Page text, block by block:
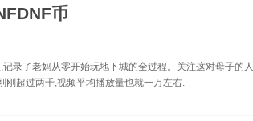
币
录了老妈从零开始玩地下城的全过程。关注这对母子的人
刚超过两千,视频平均播放量也就一万左右.